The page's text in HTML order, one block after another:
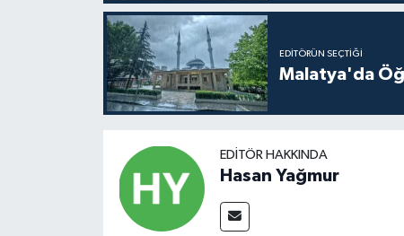
EDITÖRÜN SEÇTIĞI
Malatya'da
EDITÖR HAKKINDA
Hasan Yağmur